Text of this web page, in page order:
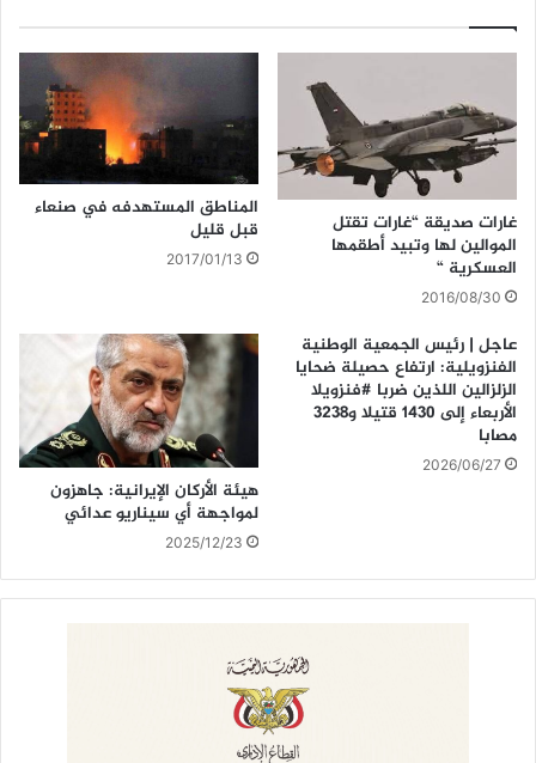
غارات صديقة “غارات تقتل
الموالين لها وتبيد أطقمها
العسكرية “
2016/08/30
المناطق المستهدفه في صنعاء
قبل قليل
2017/01/13
عاجل | رئيس الجمعية الوطنية
الفنزويلية: ارتفاع حصيلة ضحايا
الزلزالين اللذين ضربا #فنزويلا
الأربعاء إلى 1430 قتيلا و3238
مصابا
2026/06/27
هيئة الأركان الإيرانية: جاهزون
لمواجهة أي سيناريو عدائي
2025/12/23